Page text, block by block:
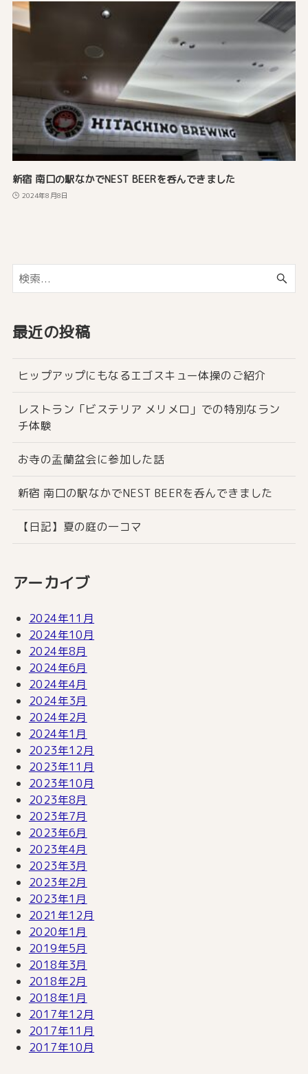
新宿 南口の駅なかでNEST BEERを呑んできました
2024年8月8日
最近の投稿
ヒップアップにもなるエゴスキュー体操のご紹介
レストラン「ビステリア メリメロ」での特別なラン
チ体験
お寺の盂蘭盆会に参加した話
新宿 南口の駅なかでNEST BEERを呑んできました
【日記】夏の庭の一コマ
アーカイブ
2024年11月
2024年10月
2024年8月
2024年6月
2024年4月
2024年3月
2024年2月
2024年1月
2023年12月
2023年11月
2023年10月
2023年8月
2023年7月
2023年6月
2023年4月
2023年3月
2023年2月
2023年1月
2021年12月
2020年1月
2019年5月
2018年3月
2018年2月
2018年1月
2017年12月
2017年11月
2017年10月